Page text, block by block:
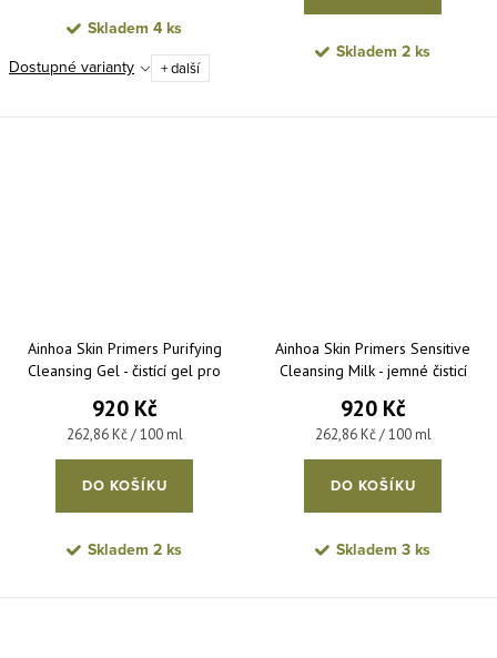
Skladem 4 ks
Dostupné varianty + další
Skladem 2 ks
Ainhoa Skin Primers Purifying
Cleansing Gel - čistící gel pro
920 Kč
Měrná cena:
262,86 Kč / 100 ml
DO KOŠÍKU
Skladem 2 ks
Ainhoa Skin Primers Sensitive
Cleansing Milk - jemné čisticí
920 Kč
Měrná cena:
262,86 Kč / 100 ml
DO KOŠÍKU
Skladem 3 ks